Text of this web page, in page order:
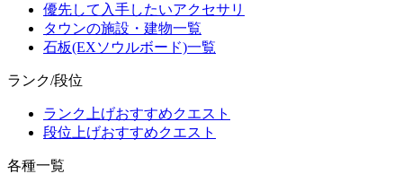
優先して入手したいアクセサリ
タウンの施設・建物一覧
石板(EXソウルボード)一覧
ランク/段位
ランク上げおすすめクエスト
段位上げおすすめクエスト
各種一覧